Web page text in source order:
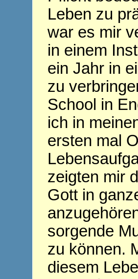
Leben zu
war es mir
in einem
ein Jahr in
zu
School in
ich in
ersten mal
zeigten mir
Gott in
sorgende
zu können.
diesem